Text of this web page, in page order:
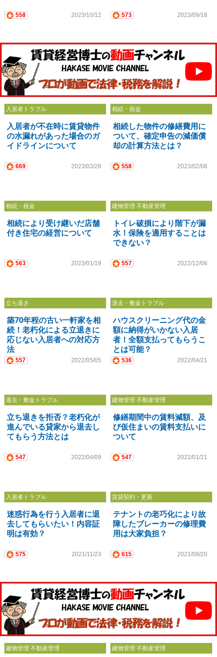
558 2023/10/12 573 2023/09/18
入居者トラブル
入居者が不在時に賃貸物件
の水漏れがあった場合のガ
イドラインについて
669 2023/03/28
相続・税金
相続した物件の修繕費用に
ついて、確定申告の減価償
却の計算方法とは？
558 2023/02/08
相続・税金
相続により受け継いだ店舗
付き住宅の経営について
563 2023/01/19
建物管理 不動産管理
トイレ破損により階下が漏
水！保険を適用することは
できない？
557 2022/12/08
立ち退き
築70年程の古い一軒家を相
続！老朽化による立退きに
応じない入居者への対応方
法
557 2022/05/05
退去・敷金トラブル
ハウスクリーニング代の金
額に納得がいかない入居
者！全額支払ってもらうこ
とは可能？
536 2022/04/21
退去・敷金トラブル
立ち退きを拒否？老朽化が
進んでいる貸家から退去し
てもらう方法とは
547 2022/04/09
建物管理 不動産管理
修繕期間中の賃料減額、及
び仮住まいの賃料支払いに
ついて
547 2022/01/21
入居者トラブル
迷惑行為を行う入居者に退
去してもらいたい！内容証
明は有効？
575 2021/11/23
賃貸契約・更新
テナントの老巧化により故
障したブレーカーの修理費
用は大家負担？
615 2021/09/20
建物管理 不動産管理 建物管理 不動産管理